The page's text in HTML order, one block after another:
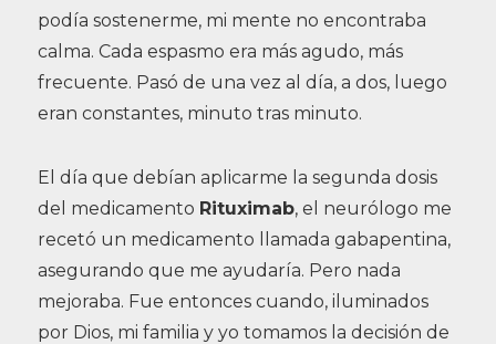
podía sostenerme, mi mente no encontraba
calma. Cada espasmo era más agudo, más
frecuente. Pasó de una vez al día, a dos, luego
eran constantes, minuto tras minuto.
El día que debían aplicarme la segunda dosis
del medicamento Rituximab, el neurólogo me
recetó un medicamento llamada gabapentina,
asegurando que me ayudaría. Pero nada
mejoraba. Fue entonces cuando, iluminados
por Dios, mi familia y yo tomamos la decisión de